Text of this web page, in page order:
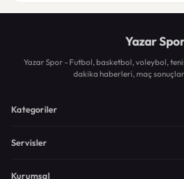
Yazar
Yazar Spor - Futbol, basketbol, voleybol,
dakika haberleri, maç
Kategoriler
Servisler
Kurumsal